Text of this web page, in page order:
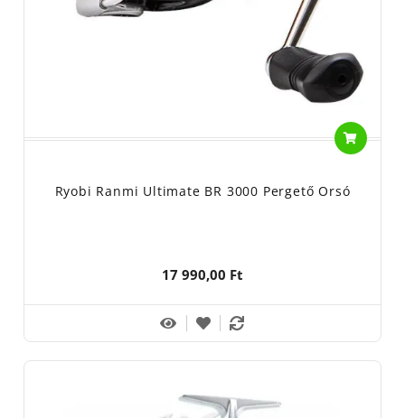
Ryobi Ranmi Ultimate BR 3000 Pergető Orsó
17 990,00 Ft